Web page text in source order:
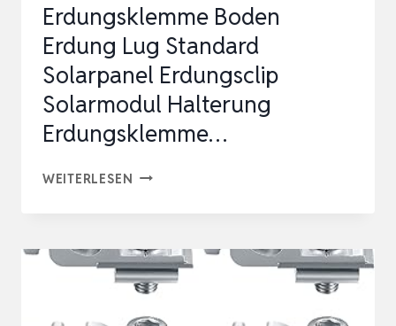
Erdungsklemme Boden
Erdung Lug Standard
Solarpanel Erdungsclip
Solarmodul Halterung
Erdungsklemme…
WEITERLESEN ERDUNGSKLEMME
LUG
STANDARD